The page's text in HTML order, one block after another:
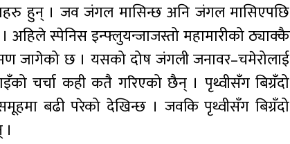
हुन् । जव जंगल मासिन्छ अनि जंगल मासिएपछि
अहिले स्पेनिस इन्फ्लुयन्जाजस्तो महामारीको ठ्याक्कै
जागेको छ । यसको दोष जंगली जनावर–चमेरोलाई
चर्चा कही कतै गरिएको छैन् । पृथ्वीसँग बिग्रँदो
बढी परेको देखिन्छ । जवकि पृथ्वीसँग बिग्रँदो